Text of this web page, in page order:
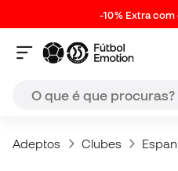
-10% Extra com
Adeptos Clubes